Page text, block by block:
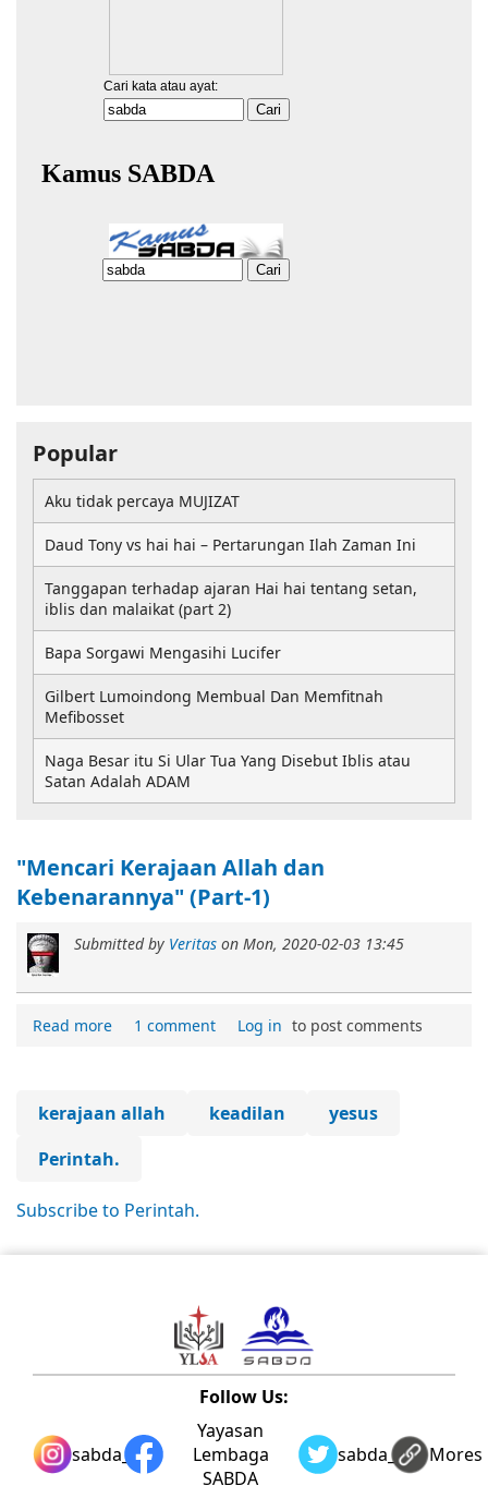
"Mencari Kerajaan Allah dan
Kebenarannya" (Part-1)
Submitted by Veritas on Mon, 2020-02-03 13:45
Read more 1 comment Log in to post comments
kerajaan allah keadilan
yesus
Perintah.
Subscribe to Perintah.
Popular
Aku tidak percaya MUJIZAT
Daud Tony vs hai hai – Pertarungan Ilah Zaman Ini
Tanggapan terhadap ajaran Hai hai tentang setan,
iblis dan malaikat (part 2)
Bapa Sorgawi Mengasihi Lucifer
Gilbert Lumoindong Membual Dan Memfitnah
Mefibosset
Naga Besar itu Si Ular Tua Yang Disebut Iblis atau
Satan Adalah ADAM
Follow Us:
sabda_ylsa
Yayasan
Lembaga
SABDA
sabda_ylsaMores